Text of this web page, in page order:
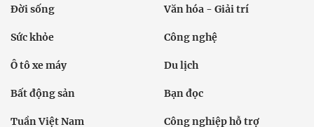
Đời sống Văn hóa - Giải trí
Sức khỏe Công nghệ
Ô tô xe máy Du lịch
Bất động sản Bạn đọc
Tuần Việt Nam Công nghiệp hỗ trợ